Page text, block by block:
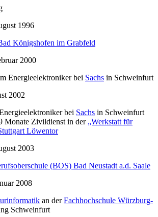
1996
Königshofen im Grabfeld
2000
Energieelektroniker bei Sachs in Schweinfurt
2002
bei Sachs in Schweinfurt
Monate Zivildienst in der „Werkstatt für
Löwentor
2003
(BOS) Bad Neustadt a.d. Saale
2008
an derFachhochschule Würzburg-
Schweinfurt